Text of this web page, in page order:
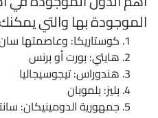
بها والتي يمكنك
كوستاريكا: وعاصمتها سان
هايتي: بورت أو برنس
هندوراس: تيجوسيجاليا
بليز: بلموبان
جمهورية الدومينيكان: